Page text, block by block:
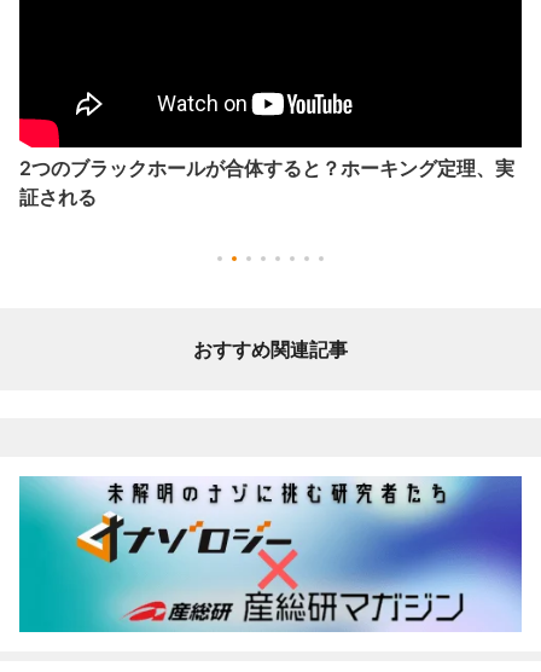
2つのブラックホールが合体すると？ホーキング定理、実
証される
おすすめ関連記事